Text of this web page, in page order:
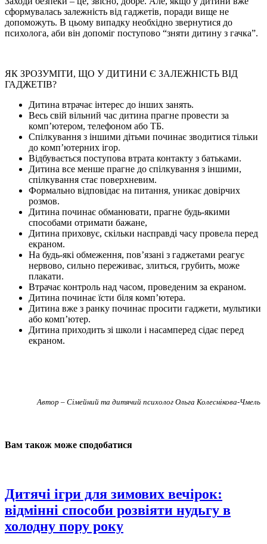
сформувалась залежність від гаджетів, поради вище не
допоможуть. В цьому випадку необхідно звернутися до
психолога, аби він допоміг поступово “зняти дитину з гачка”.
ЯК ЗРОЗУМІТИ, ЩО У ДИТИНИ Є ЗАЛЕЖНІСТЬ ВІД
ГАДЖЕТІВ?
Дитина втрачає інтерес до інших занять.
Весь свій вільний час дитина прагне провести за
комп’ютером, телефоном або ТБ.
Спілкування з іншими дітьми починає зводитися тільки
до комп’ютерних ігор.
Відбувається поступова втрата контакту з батьками.
Дитина все менше прагне до спілкування з іншими,
спілкування стає поверхневим.
Формально відповідає на питання, уникає довірчих
розмов.
Дитина починає обманювати, прагне будь-якими
способами отримати бажане,
Дитина приховує, скільки насправді часу провела перед
екраном.
На будь-які обмеження, пов’язані з гаджетами реагує
нервово, сильно переживає, злиться, грубить, може
плакати.
Втрачає контроль над часом, проведеним за екраном.
Дитина починає їсти біля комп’ютера.
Дитина вже з ранку починає просити гаджети, мультики
або комп’ютер.
Дитина приходить зі школи і насамперед сідає перед
екраном.
Автор – Сімейний та дитячий психолог Ольга Колеснікова-Чмель
Вам також може сподобатися
Дитячі ігри для зимових вечірок:
відмінні способи розвіяти нудьгу в
холодну пору року